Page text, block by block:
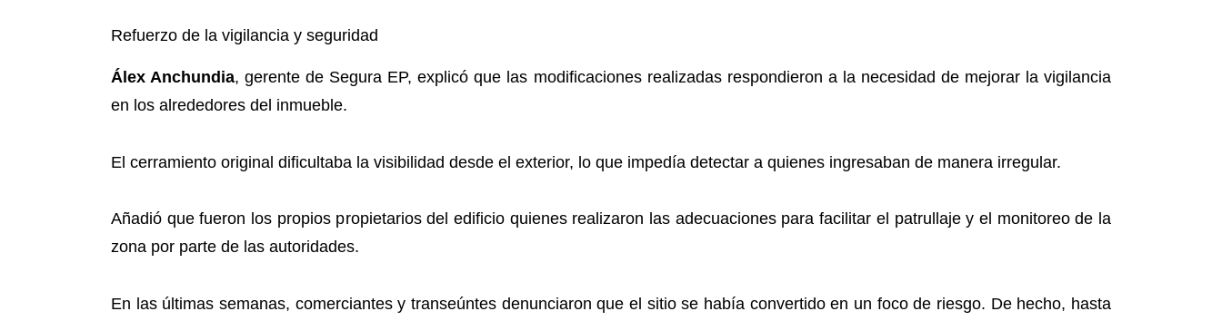
Refuerzo de la vigilancia y seguridad
Álex Anchundia, gerente de Segura EP, explicó que las modificaciones realizadas respondieron a la necesidad de mejorar la vigilancia
en los alrededores del inmueble.
El cerramiento original dificultaba la visibilidad desde el exterior, lo que impedía detectar a quienes ingresaban de manera irregular.
Añadió que fueron los propios propietarios del edificio quienes realizaron las adecuaciones para facilitar el patrullaje y el monitoreo de la
zona por parte de las autoridades.
En las últimas semanas, comerciantes y transeúntes denunciaron que el sitio se había convertido en un foco de riesgo. De hecho, hasta